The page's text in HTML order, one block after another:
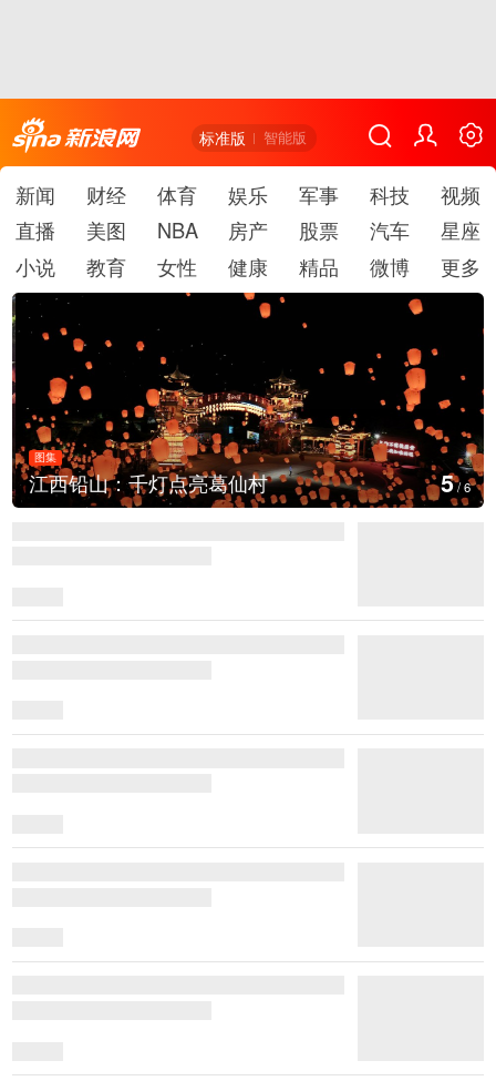
标准版 智能版
新闻 财经 体育 娱乐 军事 科技
视频
直播
美图 NBA 房产 股票 汽车
星座
小说
教育 女性 健康 精品 微博 更多
图集
江西铅山：千灯点亮葛仙村 5/6